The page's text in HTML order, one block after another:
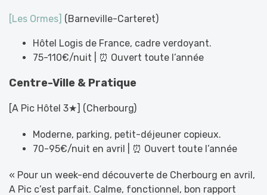
[Les Ormes] (Barneville-Carteret)
Hôtel Logis de France, cadre verdoyant.
75-110€/nuit | ⏰ Ouvert toute l’année
Centre-Ville & Pratique
[A Pic Hôtel 3★] (Cherbourg)
Moderne, parking, petit-déjeuner copieux.
70-95€/nuit en avril | ⏰ Ouvert toute l’année
« Pour un week-end découverte de Cherbourg en avril,
A Pic c’est parfait. Calme, fonctionnel, bon rapport